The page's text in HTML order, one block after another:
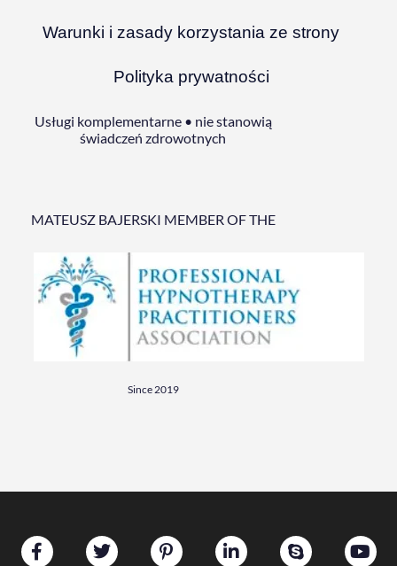
Warunki i zasady korzystania ze strony
Polityka prywatności
Usługi komplementarne • nie stanowią
świadczeń zdrowotnych
MATEUSZ BAJERSKI MEMBER OF THE
Since 2019